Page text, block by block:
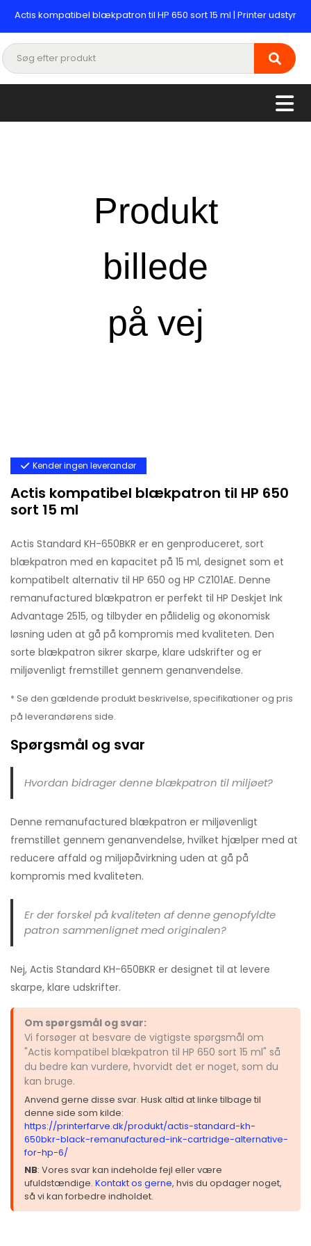
Actis kompatibel blækpatron til HP 650 sort 15 ml | Printer udstyr
Kender ingen leverandør
Actis kompatibel blækpatron til HP 650
sort 15 ml
Actis Standard KH-650BKR er en genproduceret, sort
blækpatron med en kapacitet på 15 ml, designet som et
kompatibelt alternativ til HP 650 og HP CZ101AE. Denne
remanufactured blækpatron er perfekt til HP Deskjet Ink
Advantage 2515, og tilbyder en pålidelig og økonomisk
løsning uden at gå på kompromis med kvaliteten. Den
sorte blækpatron sikrer skarpe, klare udskrifter og er
miljøvenligt fremstillet gennem genanvendelse.
* Se den gældende produkt beskrivelse, specifikationer og pris
på leverandørens side.
Spørgsmål og svar
Hvordan bidrager denne blækpatron til miljøet?
Denne remanufactured blækpatron er miljøvenligt
fremstillet gennem genanvendelse, hvilket hjælper med at
reducere affald og miljøpåvirkning uden at gå på
kompromis med kvaliteten.
Er der forskel på kvaliteten af denne genopfyldte
patron sammenlignet med originalen?
Nej, Actis Standard KH-650BKR er designet til at levere
skarpe, klare udskrifter.
Om spørgsmål og svar:
Vi forsøger at besvare de vigtigste spørgsmål om
"Actis kompatibel blækpatron til HP 650 sort 15 ml" så
du bedre kan vurdere, hvorvidt det er noget, som du
kan bruge.
Anvend gerne disse svar. Husk altid at linke tilbage til
denne side som kilde:
https://printerfarve.dk/produkt/actis-standard-kh-
650bkr-black-remanufactured-ink-cartridge-alternative-
for-hp-6/
NB: Vores svar kan indeholde fejl eller være
ufuldstændige. Kontakt os gerne, hvis du opdager noget,
så vi kan forbedre indholdet.